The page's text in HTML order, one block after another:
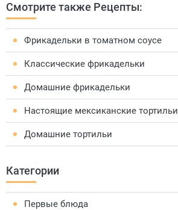
Смотрите также Рецепты:
Фрикадельки в томатном соусе
Классические фрикадельки
Домашние фрикадельки
Настоящие мексиканские тортильи
Домашние тортильи
Категории
Первые блюда